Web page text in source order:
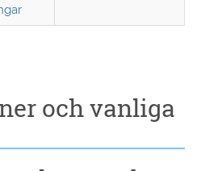
och vanliga